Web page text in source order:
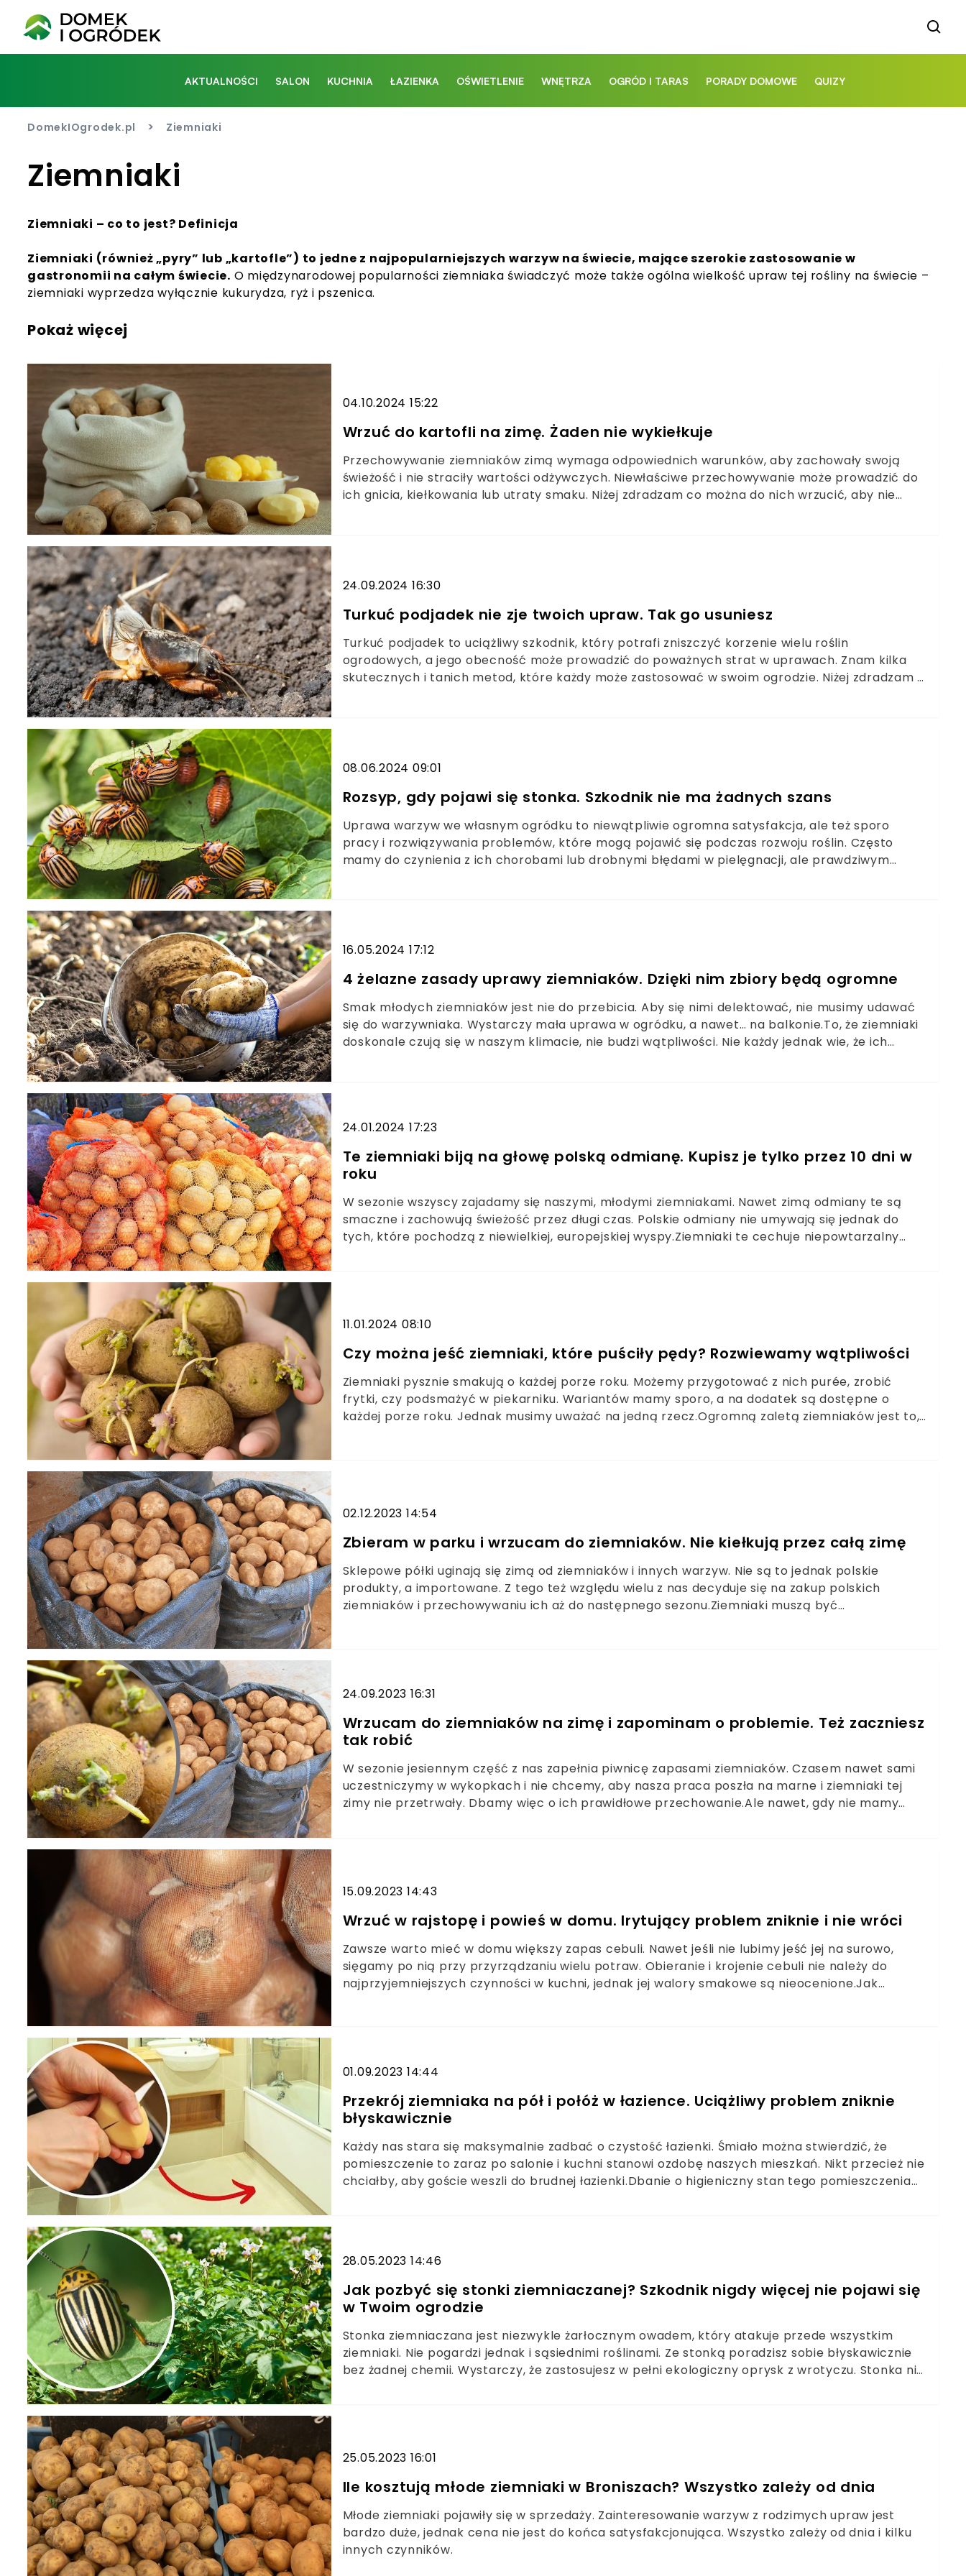
AKTUALNOŚCI SALON KUCHNIA ŁAZIENKA OŚWIETLENIE WNĘTRZA OGRÓD I TARAS PORADY DOMOWE QUIZY
DomekIOgrodek.pl > Ziemniaki
Ziemniaki
Ziemniaki – co to jest? Definicja
Ziemniaki (również „pyry” lub „kartofle”) to jedne z najpopularniejszych warzyw na świecie, mające szerokie zastosowanie w
gastronomii na całym świecie. O międzynarodowej popularności ziemniaka świadczyć może także ogólna wielkość upraw tej rośliny na świecie –
ziemniaki wyprzedza wyłącznie kukurydza, ryż i pszenica.
Pokaż więcej
04.10.2024 15:22
Wrzuć do kartofli na zimę. Żaden nie wykiełkuje
Przechowywanie ziemniaków zimą wymaga odpowiednich warunków, aby zachowały swoją
świeżość i nie straciły wartości odżywczych. Niewłaściwe przechowywanie może prowadzić do
ich gnicia, kiełkowania lub utraty smaku. Niżej zdradzam co można do nich wrzucić, aby nie
24.09.2024 16:30
Turkuć podjadek nie zje twoich upraw. Tak go usuniesz
Turkuć podjadek to uciążliwy szkodnik, który potrafi zniszczyć korzenie wielu roślin
ogrodowych, a jego obecność może prowadzić do poważnych strat w uprawach. Znam kilka
skutecznych i tanich metod, które każdy może zastosować w swoim ogrodzie. Niżej zdradzam o
08.06.2024 09:01
Rozsyp, gdy pojawi się stonka. Szkodnik nie ma żadnych szans
Uprawa warzyw we własnym ogródku to niewątpliwie ogromna satysfakcja, ale też sporo
pracy i rozwiązywania problemów, które mogą pojawić się podczas rozwoju roślin. Często
mamy do czynienia z ich chorobami lub drobnymi błędami w pielęgnacji, ale prawdziwym
będzie.
16.05.2024 17:12
4 żelazne zasady uprawy ziemniaków. Dzięki nim zbiory będą ogromne
Smak młodych ziemniaków jest nie do przebicia. Aby się nimi delektować, nie musimy udawać
się do warzywniaka. Wystarczy mała uprawa w ogródku, a nawet… na balkonie.To, że ziemniaki
doskonale czują się w naszym klimacie, nie budzi wątpliwości. Nie każdy jednak wie, że ich
24.01.2024 17:23
Te ziemniaki biją na głowę polską odmianę. Kupisz je tylko przez 10 dni w
roku
W sezonie wszyscy zajadamy się naszymi, młodymi ziemniakami. Nawet zimą odmiany te są
smaczne i zachowują świeżość przez długi czas. Polskie odmiany nie umywają się jednak do
tych, które pochodzą z niewielkiej, europejskiej wyspy.Ziemniaki te cechuje niepowtarzalny
11.01.2024 08:10
Czy można jeść ziemniaki, które puściły pędy? Rozwiewamy wątpliwości
Ziemniaki pysznie smakują o każdej porze roku. Możemy przygotować z nich purée, zrobić
frytki, czy podsmażyć w piekarniku. Wariantów mamy sporo, a na dodatek są dostępne o
każdej porze roku. Jednak musimy uważać na jedną rzecz.Ogromną zaletą ziemniaków jest to,
02.12.2023 14:54
Zbieram w parku i wrzucam do ziemniaków. Nie kiełkują przez całą zimę
Sklepowe półki uginają się zimą od ziemniaków i innych warzyw. Nie są to jednak polskie
produkty, a importowane. Z tego też względu wielu z nas decyduje się na zakup polskich
ziemniaków i przechowywaniu ich aż do następnego sezonu.Ziemniaki muszą być
24.09.2023 16:31
Wrzucam do ziemniaków na zimę i zapominam o problemie. Też zaczniesz
tak robić
W sezonie jesiennym część z nas zapełnia piwnicę zapasami ziemniaków. Czasem nawet sami
uczestniczymy w wykopkach i nie chcemy, aby nasza praca poszła na marne i ziemniaki tej
zimy nie przetrwały. Dbamy więc o ich prawidłowe przechowanie.Ale nawet, gdy nie mamy
15.09.2023 14:43
Wrzuć w rajstopę i powieś w domu. Irytujący problem zniknie i nie wróci
Zawsze warto mieć w domu większy zapas cebuli. Nawet jeśli nie lubimy jeść jej na surowo,
sięgamy po nią przy przyrządzaniu wielu potraw. Obieranie i krojenie cebuli nie należy do
najprzyjemniejszych czynności w kuchni, jednak jej walory smakowe są nieocenione.Jak
01.09.2023 14:44
Przekrój ziemniaka na pół i połóż w łazience. Uciążliwy problem zniknie
błyskawicznie
Każdy nas stara się maksymalnie zadbać o czystość łazienki. Śmiało można stwierdzić, że
pomieszczenie to zaraz po salonie i kuchni stanowi ozdobę naszych mieszkań. Nikt przecież nie
chciałby, aby goście weszli do brudnej łazienki.Dbanie o higieniczny stan tego pomieszczenia
28.05.2023 14:46
Jak pozbyć się stonki ziemniaczanej? Szkodnik nigdy więcej nie pojawi się
w Twoim ogrodzie
Stonka ziemniaczana jest niezwykle żarłocznym owadem, który atakuje przede wszystkim
ziemniaki. Nie pogardzi jednak i sąsiednimi roślinami. Ze stonką poradzisz sobie błyskawicznie
bez żadnej chemii. Wystarczy, że zastosujesz w pełni ekologiczny oprysk z wrotyczu. Stonka nie
25.05.2023 16:01
Ile kosztują młode ziemniaki w Broniszach? Wszystko zależy od dnia
Młode ziemniaki pojawiły się w sprzedaży. Zainteresowanie warzyw z rodzimych upraw jest
bardzo duże, jednak cena nie jest do końca satysfakcjonująca. Wszystko zależy od dnia i kilku
innych czynników.